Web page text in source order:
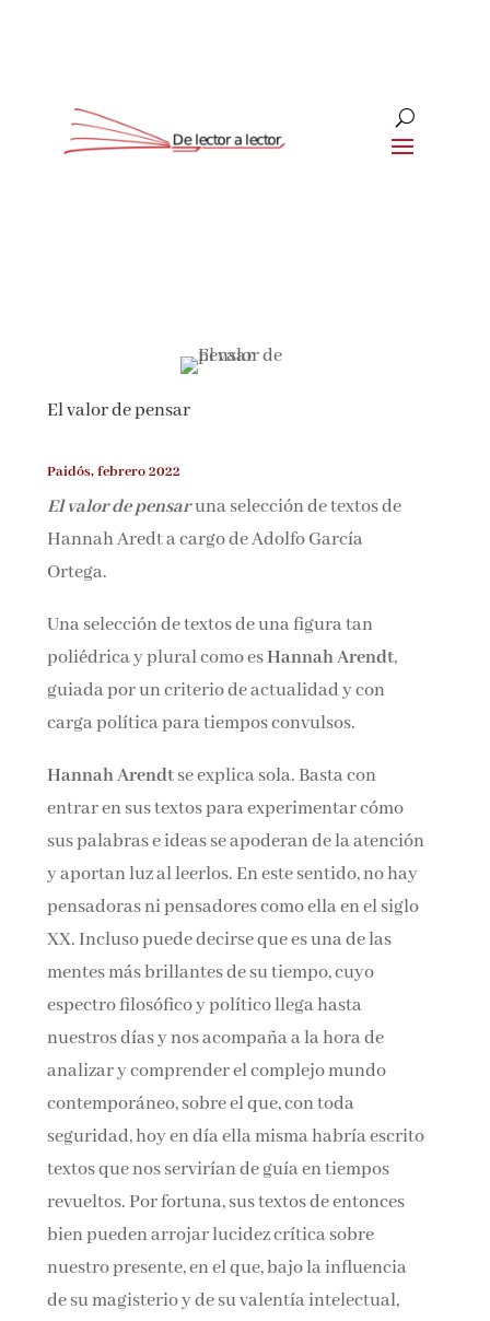
El valor de pensar
Paidós, febrero 2022
El valor de pensaruna selección de textos de
Hannah Aredt a cargo de Adolfo García
Ortega.
Una selección de textos de una figura tan
poliédrica y plural como esHannah Arendt,
guiada por un criterio de actualidad y con
carga política para tiempos convulsos.
Hannah Arendtse explica sola. Basta con
entrar en sus textos para experimentar cómo
sus palabras e ideas se apoderan de la atención
y aportan luz al leerlos. En este sentido, no hay
pensadoras ni pensadores como ella en el siglo
XX. Incluso puede decirse que es una de las
mentes más brillantes de su tiempo, cuyo
espectro filosófico y político llega hasta
nuestros días y nos acompaña a la hora de
analizar y comprender el complejo mundo
contemporáneo, sobre el que, con toda
seguridad, hoy en día ella misma habría escrito
textos que nos servirían de guía en tiempos
revueltos. Por fortuna, sus textos de entonces
bien pueden arrojar lucidez crítica sobre
nuestro presente, en el que, bajo la influencia
de su magisterio y de su valentía intelectual,
Suscríbete
Únete a nuestra comunidad de amantes de la
Nombre*
Por favor, acepta los
términos y condiciones
de privacidad